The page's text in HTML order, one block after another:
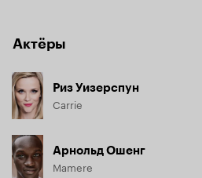
Актёры
Риз Уизерспун
Carrie
Арнольд Ошенг
Mamere